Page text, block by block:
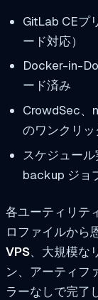
GitLab CEプ
ード対応）
Docker-in-
ード済み
CrowdSec、
のワンクリッ
スケジュー
backup ジョ
各ユーティリテ
ロファイルから
VPS、大規模な
ン、アーティフ
ラーなしで完了